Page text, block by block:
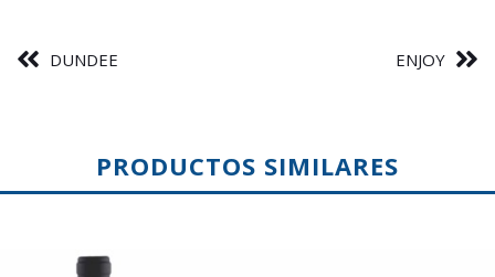
DUNDEE ENJOY
PRODUCTOS SIMILARES